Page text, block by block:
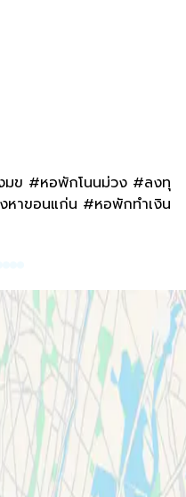
ข #หอพักโนนม่วง #ลงทุ
หาขอนแก่น #หอพักทำเงิน